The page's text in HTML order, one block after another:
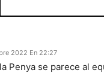
2022 En 22:27
Penya se parece al